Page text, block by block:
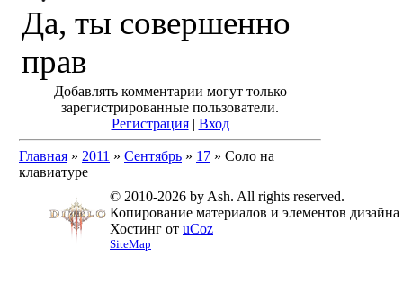
Да, ты совершенно
прав
Добавлять комментарии могут только
зарегистрированные пользователи.
Регистрация| Вход
Главная » 2011 » Сентябрь » 17 » Соло на
клавиатуре
© 2010-2026 by Ash. All rights reserved.
Копирование материалов и элементов
Хостинг от uCoz
SiteMap